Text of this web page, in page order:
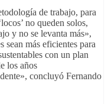
de trabajo, para
no queden solos,
y no se levanta más»,
más eficientes para
con un plan
los años
concluyó Fernando